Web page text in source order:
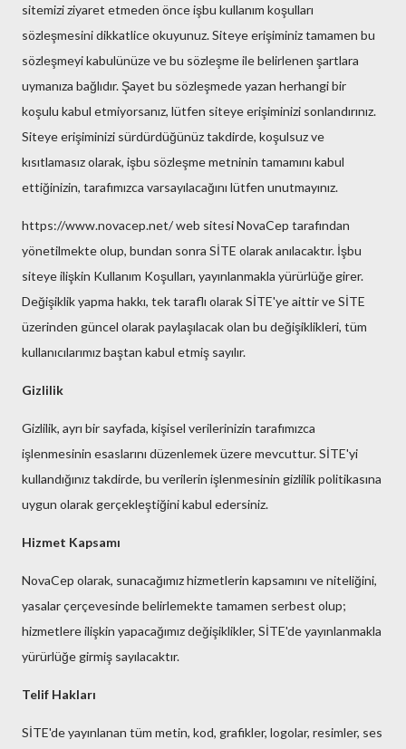
sitemizi ziyaret etmeden önce işbu kullanım koşulları
sözleşmesini dikkatlice okuyunuz. Siteye erişiminiz tamamen bu
sözleşmeyi kabulünüze ve bu sözleşme ile belirlenen şartlara
uymanıza bağlıdır. Şayet bu sözleşmede yazan herhangi bir
koşulu kabul etmiyorsanız, lütfen siteye erişiminizi sonlandırınız.
Siteye erişiminizi sürdürdüğünüz takdirde, koşulsuz ve
kısıtlamasız olarak, işbu sözleşme metninin tamamını kabul
ettiğinizin, tarafımızca varsayılacağını lütfen unutmayınız.
https://www.novacep.net/ web sitesi NovaCep tarafından
yönetilmekte olup, bundan sonra SİTE olarak anılacaktır. İşbu
siteye ilişkin Kullanım Koşulları, yayınlanmakla yürürlüğe girer.
Değişiklik yapma hakkı, tek taraflı olarak SİTE'ye aittir ve SİTE
üzerinden güncel olarak paylaşılacak olan bu değişiklikleri, tüm
kullanıcılarımız baştan kabul etmiş sayılır.
Gizlilik
Gizlilik, ayrı bir sayfada, kişisel verilerinizin tarafımızca
işlenmesinin esaslarını düzenlemek üzere mevcuttur. SİTE'yi
kullandığınız takdirde, bu verilerin işlenmesinin gizlilik politikasına
uygun olarak gerçekleştiğini kabul edersiniz.
Hizmet Kapsamı
NovaCep olarak, sunacağımız hizmetlerin kapsamını ve niteliğini,
yasalar çerçevesinde belirlemekte tamamen serbest olup;
hizmetlere ilişkin yapacağımız değişiklikler, SİTE'de yayınlanmakla
yürürlüğe girmiş sayılacaktır.
Telif Hakları
SİTE'de yayınlanan tüm metin, kod, grafikler, logolar, resimler, ses